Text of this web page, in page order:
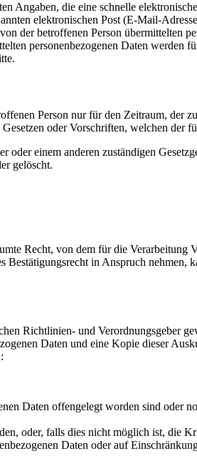
die eine schnelle
elektronischen Post (E-Mail-
betroffenen Person übermittelten
personenbezogenen Daten werden
Person nur für den Zeitraum, der
oder Vorschriften, welchen der
einem anderen zuständigen
gelöscht.
Recht, von dem für die
in Anspruch
Richtlinien- und Verordnungsgeber
Daten und eine Kopie dieser
Daten offengelegt worden sind oder
oder, falls dies nicht möglich ist, die
Daten oder auf